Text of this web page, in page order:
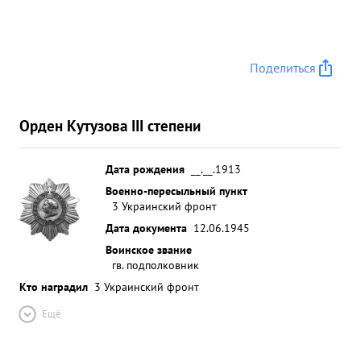
Поделиться
Орден Кутузова III степени
Дата рождения
__.__.1913
Военно-пересыльный пункт
3 Украинский фронт
Дата документа 12.06.1945
Воинское звание
гв. подполковник
Кто наградил 3 Украинский фронт
Ещё